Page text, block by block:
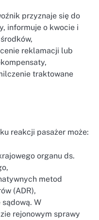
przyznaje się do
informuje o kwocie i
reklamacji lub
traktowane
reakcji pasażer może:
organu ds.
metod
(ADR),
W
rejonowym sprawy